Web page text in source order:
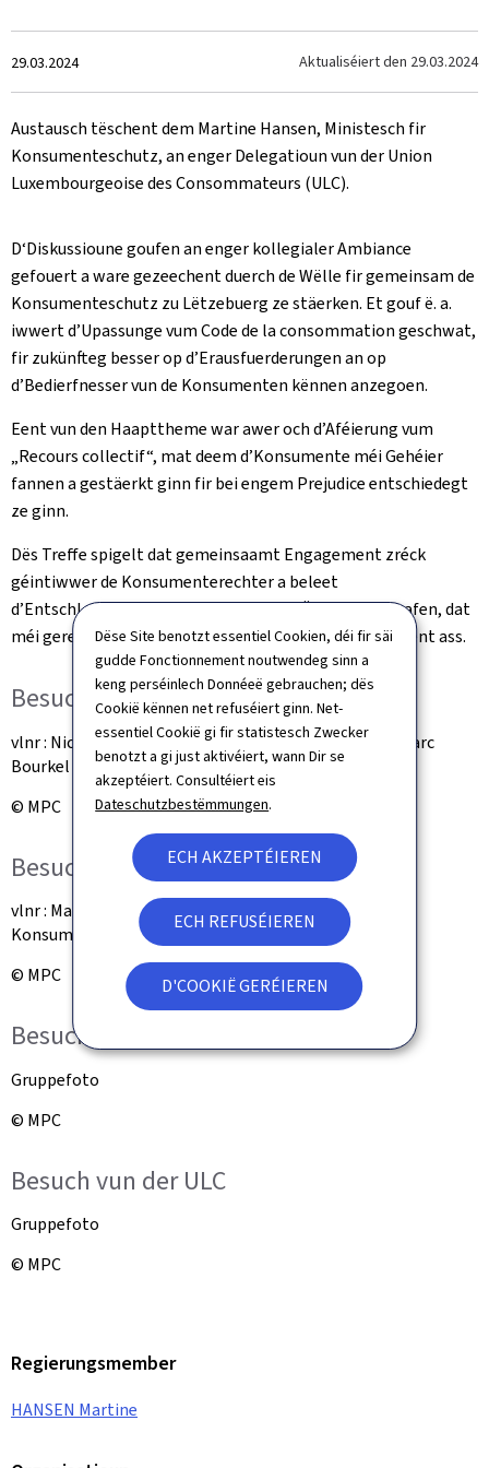
Dëse Site benotzt essentiel Cookien, déi fir säi
gudde Fonctionnement noutwendeg sinn a
keng perséinlech Donnéeë gebrauchen; dës
Cookië kënnen net refuséiert ginn. Net-
essentiel Cookië gi fir statistesch Zwecker
benotzt a gi just aktivéiert, wann Dir se
akzeptéiert. Consultéiert eis
Dateschutzbestëmmungen.
ECH AKZEPTÉIEREN
ECH REFUSÉIEREN
D'COOKIË GERÉIEREN
Created
on
29.03.2024 Aktualiséiert den 29.03.2024
Austausch tëschent dem Martine Hansen, Ministesch fir
Konsumenteschutz, an enger Delegatioun vun der Union
Luxembourgeoise des Consommateurs (ULC).
D‘Diskussioune goufen an enger kollegialer Ambiance
gefouert a ware gezeechent duerch de Wëlle fir gemeinsam de
Konsumenteschutz zu Lëtzebuerg ze stäerken. Et gouf ë. a.
iwwert d’Upassunge vum Code de la consommation geschwat,
fir zukünfteg besser op d’Erausfuerderungen an op
d’Bedierfnesser vun de Konsumenten kënnen anzegoen.
Eent vun den Haapttheme war awer och d’Aféierung vum
„Recours collectif“, mat deem d’Konsumente méi Gehéier
fannen a gestäerkt ginn fir bei engem Prejudice entschiedegt
ze ginn.
Dës Treffe spigelt dat gemeinsaamt Engagement zréck
géintiwwer de Konsumenterechter a beleet
d’Entschlossenheet fir zesummen een Ëmfeld ze schafen, dat
méi gerecht a méi sécher fir de Lëtzebuerger Konsument ass.
Besuch vun der ULC
vlnr : Nico Hoffmann (ULC), Marcel Laschette (ULC), Marc
Bourkel (ULC); Aline Rosenbaum (ULC)
© MPC
Besuch vun der ULC
vlnr : Marie-Josée Ries, Martine Hansen (Ministesch fir
Konsumenteschutz), Marc Fischer
© MPC
Besuch vun der ULC
Gruppefoto
© MPC
Besuch vun der ULC
Gruppefoto
© MPC
Regierungsmember
HANSEN Martine